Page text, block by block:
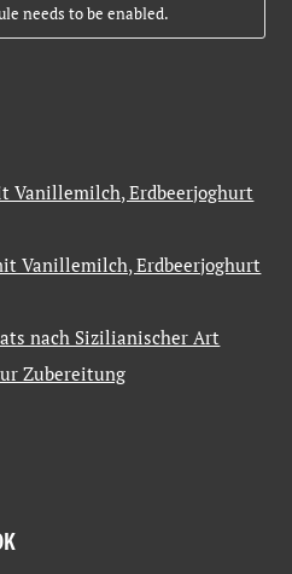
needs to be enabled.
Vanillemilch, Erdbeerjoghurt
Vanillemilch, Erdbeerjoghurt
nach Sizilianischer Art
Zubereitung